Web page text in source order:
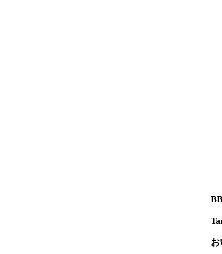
お